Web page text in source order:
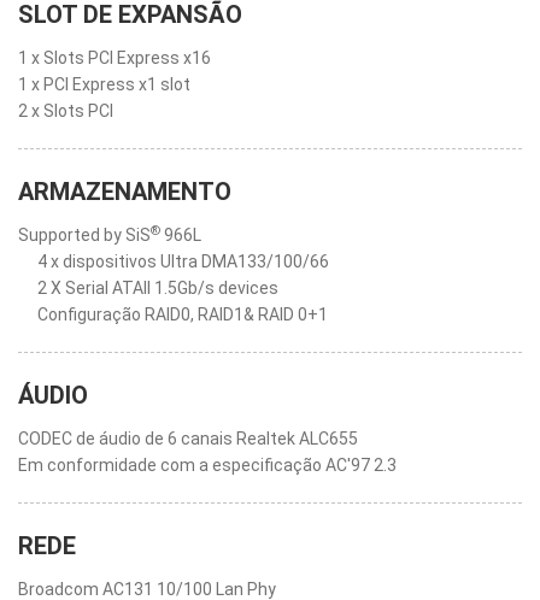
SLOT DE EXPANSÃO
1 x Slots PCI Express x16
1 x PCI Express x1 slot
2 x Slots PCI
ARMAZENAMENTO
Supported by SiS® 966L
4 x dispositivos Ultra DMA133/100/66
2 X Serial ATAII 1.5Gb/s devices
Configuração RAID0, RAID1& RAID 0+1
ÁUDIO
CODEC de áudio de 6 canais Realtek ALC655
Em conformidade com a especificação AC'97 2.3
REDE
Broadcom AC131 10/100 Lan Phy